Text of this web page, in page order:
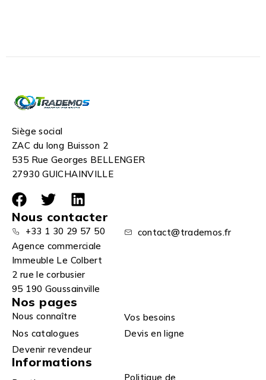
Siège social
ZAC du long Buisson 2
535 Rue Georges BELLENGER
27930 GUICHAINVILLE
Nous contacter
+33 1 30 29 57 50
contact@trademos.fr
Agence commerciale
Immeuble Le Colbert
2 rue le corbusier
95 190 Goussainville
Nos pages
Nous connaître
Vos besoins
Nos catalogues
Devis en ligne
Devenir revendeur
Informations
Politique de